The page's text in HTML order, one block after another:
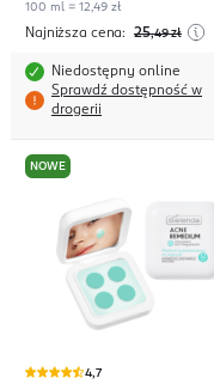
100 ml = 12,49 zł
Najniższa cena: 25,49 zł
Niedostępny online
Sprawdź dostępność w
drogerii
NOWE
4,7